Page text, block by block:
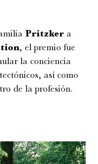
Pritzker a
, el premio fue
la conciencia
así como
de la profesión.